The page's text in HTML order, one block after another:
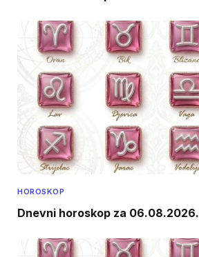
HOROSKOP
Dnevni horoskop za 06.08.2026.